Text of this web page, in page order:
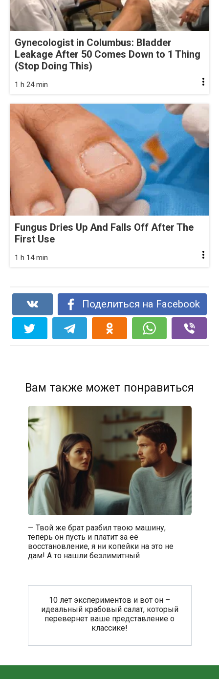
Gynecologist in Columbus: Bladder
Leakage After 50 Comes Down to 1 Thing
(Stop Doing This)
1 h 24 min
Fungus Dries Up And Falls Off After The
First Use
1 h 14 min
Поделиться на Facebook
Вам также может понравиться
— Твой же брат разбил твою машину,
теперь он пусть и платит за её
восстановление, я ни копейки на это не
дам! А то нашли безлимитный
10 лет экспериментов и вот он –
идеальный крабовый салат, который
перевернет ваше представление о
классике!